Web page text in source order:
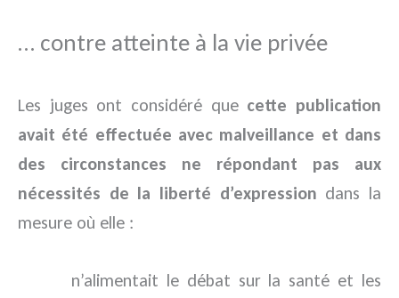
… contre atteinte à la vie privée
Les juges ont considéré que cette publication
avait été effectuée avec malveillance et dans
des circonstances ne répondant pas aux
nécessités de la liberté d’expression dans la
mesure où elle :
n’alimentait le débat sur la santé et les